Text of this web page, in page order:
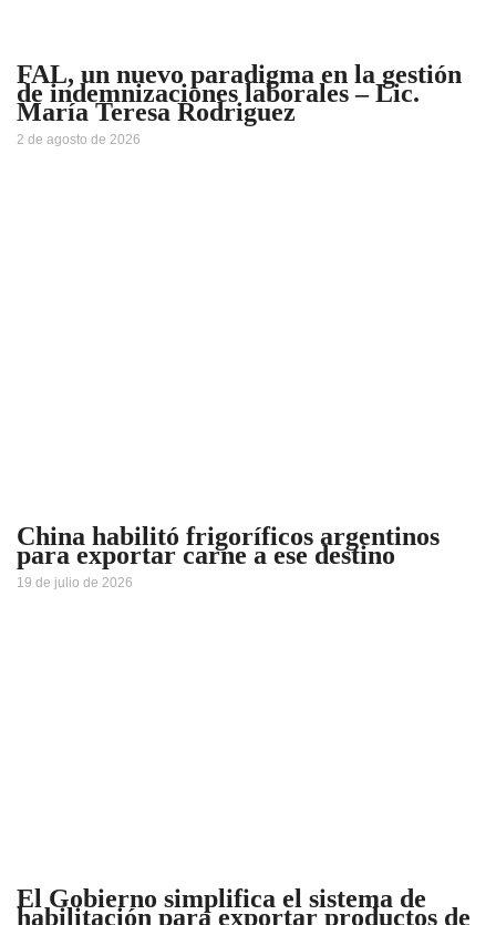
FAL, un nuevo paradigma en la gestión
de indemnizaciones laborales – Lic.
María Teresa Rodriguez
2 de agosto de 2026
China habilitó frigoríficos argentinos
para exportar carne a ese destino
19 de julio de 2026
El Gobierno simplifica el sistema de
habilitación para exportar productos de